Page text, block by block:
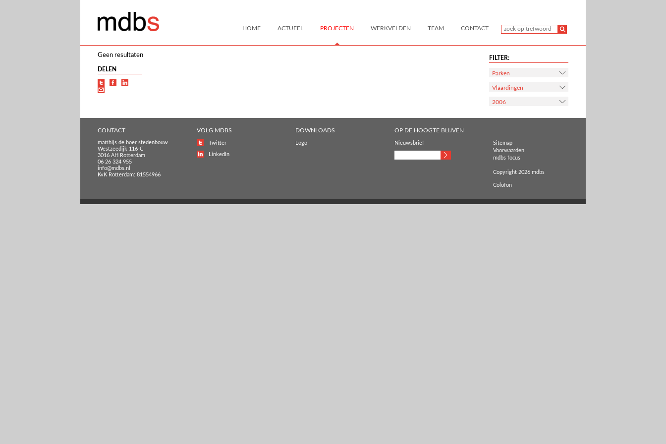
HOME ACTUEEL PROJECTEN WERKVELDEN TEAM CONTACT
Geen resultaten
DELEN
FILTER:
Parken
Vlaardingen
2006
CONTACT
matthijs de boer stedenbouw
Westzeedijk 116-C
3016 AH Rotterdam
06 26 324 955
info@mdbs.nl
KvK Rotterdam: 81554966
VOLG MDBS
Twitter
LinkedIn
DOWNLOADS
Logo
OP DE HOOGTE BLIJVEN
Nieuwsbrief
Sitemap
Voorwaarden
mdbs focus
Copyright 2026 mdbs
Colofon